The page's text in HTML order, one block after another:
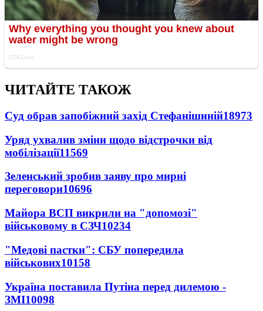
ЧИТАЙТЕ ТАКОЖ
Суд обрав запобіжний захід Стефанішиній18973
Уряд ухвалив зміни щодо відстрочки від
мобілізації11569
Зеленський зробив заяву про мирні
переговори10696
Майора ВСП викрили на "допомозі"
військовому в СЗЧ10234
"Медові пастки": СБУ попередила
військових10158
Україна поставила Путіна перед дилемою -
ЗМІ10098